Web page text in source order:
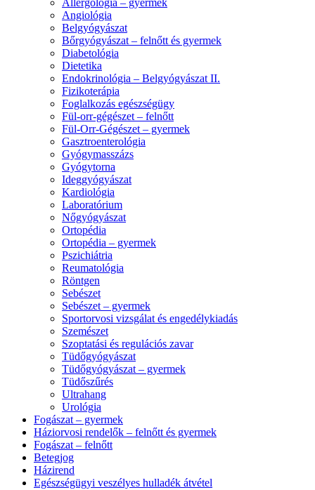
Allergológia – gyermek
Angiológia
Belgyógyászat
Bőrgyógyászat – felnőtt és gyermek
Diabetológia
Dietetika
Endokrinológia – Belgyógyászat II.
Fizikoterápia
Foglalkozás egészségügy
Fül-orr-gégészet – felnőtt
Fül-Orr-Gégészet – gyermek
Gasztroenterológia
Gyógymasszázs
Gyógytorna
Ideggyógyászat
Kardiológia
Laboratórium
Nőgyógyászat
Ortopédia
Ortopédia – gyermek
Pszichiátria
Reumatológia
Röntgen
Sebészet
Sebészet – gyermek
Sportorvosi vizsgálat és engedélykiadás
Szemészet
Szoptatási és regulációs zavar
Tüdőgyógyászat
Tüdőgyógyászat – gyermek
Tüdőszűrés
Ultrahang
Urológia
Fogászat – gyermek
Háziorvosi rendelők – felnőtt és gyermek
Fogászat – felnőtt
Betegjog
Házirend
Egészségügyi veszélyes hulladék átvétel